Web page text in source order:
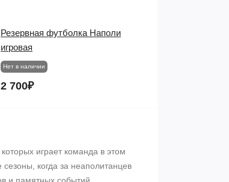
Резервная футболка Наполи
игровая
Нет в наличии
2 700₽
играет команда в этом
когда за неаполитанцев